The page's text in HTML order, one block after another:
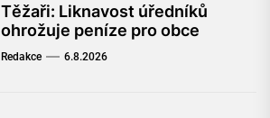
Těžaři: Liknavost úředníků
ohrožuje peníze pro obce
Redakce 6.8.2026